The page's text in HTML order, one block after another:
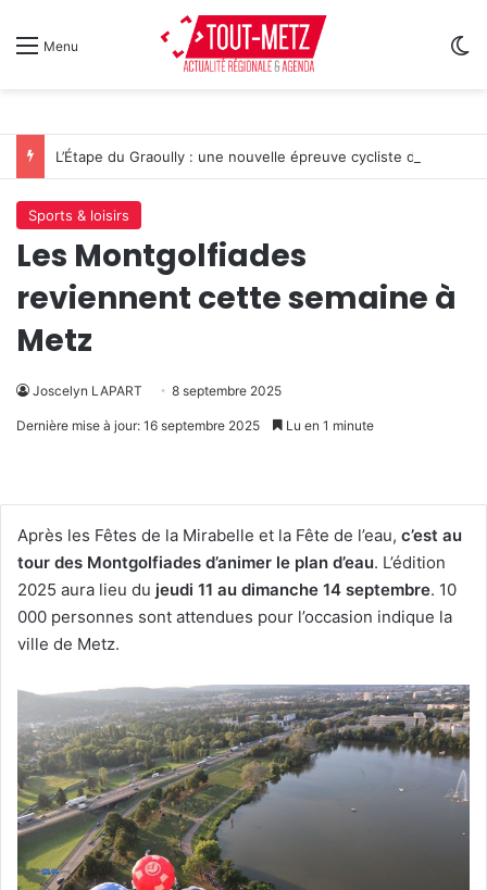
Menu
Sports & loisirs
Les Montgolfiades
reviennent cette semaine à
Metz
Joscelyn LAPART 8 septembre 2025
Dernière mise à jour: 16 septembre 2025 Lu en 1 minute
Après les Fêtes de la Mirabelle et la Fête de l’eau, c’est au
tour des Montgolfiades d’animer le plan d’eau. L’édition
2025 aura lieu du jeudi 11 au dimanche 14 septembre. 10
000 personnes sont attendues pour l’occasion indique la
ville de Metz.